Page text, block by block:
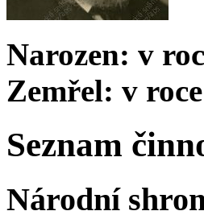
Narozen: v
Zemřel: v
Seznam
Národní